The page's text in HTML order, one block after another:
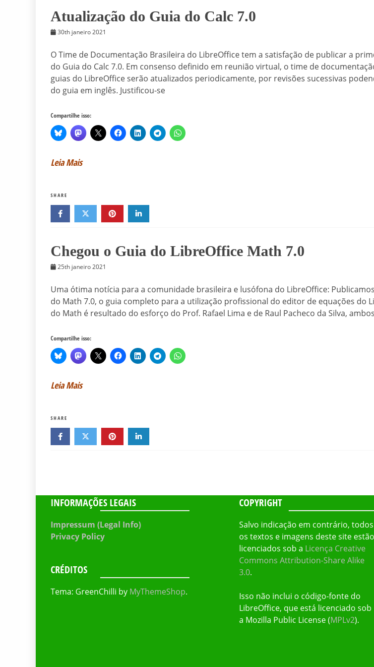
Atualização do Guia do Calc 7.0
30th janeiro 2021
O Time de Documentação Brasileira do LibreOffice tem a satisfação de publicar a
do Guia do Calc 7.0. Em consenso definido em reunião virtual, o time de
guias do LibreOffice serão atualizados periodicamente, por revisões sucessivas
do guia em inglês. Justificou-se
Compartilhe isso:
Leia Mais
SHARE
Chegou o Guia do LibreOffice Math 7.0
25th janeiro 2021
Uma ótima notícia para a comunidade brasileira e lusófona do LibreOffice:
do Math 7.0, o guia completo para a utilização profissional do editor de equações do
do Math é resultado do esforço do Prof. Rafael Lima e de Raul Pacheco da Silva, ambos
Compartilhe isso:
Leia Mais
SHARE
INFORMAÇÕES LEGAIS
Impressum (Legal Info)
Privacy Policy
CRÉDITOS
Tema: GreenChilli by MyThemeShop.
COPYRIGHT
Salvo indicação em contrário, todos
os textos e imagens deste site estão
licenciados sob a Licença Creative
Commons Attribution-Share Alike
3.0.
Isso não inclui o código-fonte do
LibreOffice, que está licenciado sob
a Mozilla Public License (MPLv2).